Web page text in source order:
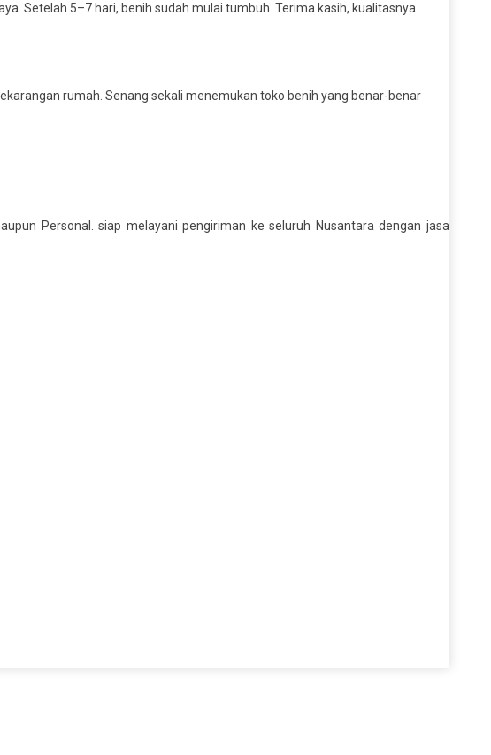
Setelah 5–7 hari, benih sudah mulai tumbuh. Terima kasih, kualitasnya
rumah. Senang sekali menemukan toko benih yang benar-benar
Personal. siap melayani pengiriman ke seluruh Nusantara dengan jasa